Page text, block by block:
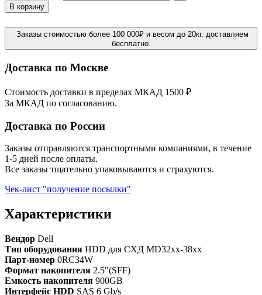
В корзину
Заказы стоимостью более 100 000₽ и весом до 20кг. доставляем
бесплатно.
Доставка по Москве
Стоимость доставки в пределах МКАД 1500 ₽
За МКАД по согласованию.
Доставка по России
Заказы отправляются транспортными компаниями, в течение
1-5 дней после оплаты.
Все заказы тщательно упаковываются и страхуются.
Чек-лист "получение посылки"
Характеристики
Вендор Dell
Тип оборудования HDD для СХД MD32xx-38xx
Парт-номер 0RC34W
Формат накопителя 2.5"(SFF)
Емкость накопителя 900GB
Интерфейс HDD SAS 6 Gb/s